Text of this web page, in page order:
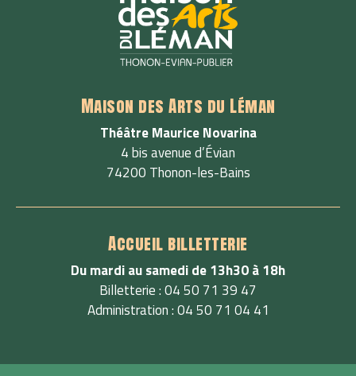
Maison des Arts du Léman
Théâtre Maurice Novarina
4 bis avenue d’Évian
74200 Thonon-les-Bains
Accueil billetterie
Du mardi au samedi de 13h30 à 18h
Billetterie : 04 50 71 39 47
Administration : 04 50 71 04 41